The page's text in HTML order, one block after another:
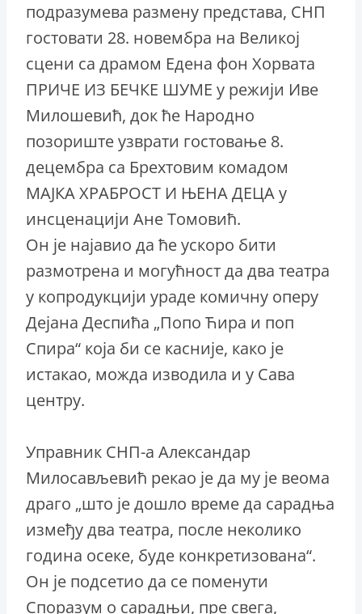
подразумева размену представа, СНП
гостовати 28. новембра на Великој
сцени са драмом Едена фон Хорвата
ПРИЧЕ ИЗ БЕЧКЕ ШУМЕ у режији Иве
Милошевић, док ће Народно
позориште узврати гостовање 8.
децембра са Брехтовим комадом
МАЈКА ХРАБРОСТ И ЊЕНА ДЕЦА у
инсценацији Ане Томовић.
Он је најавио да ће ускоро бити
размотрена и могућност да два театра
у копродукцији ураде комичну оперу
Дејана Деспића „Попо Ћира и поп
Спира“ која би се касније, како је
истакао, можда изводила и у Сава
центру.
Управник СНП-а Александар
Милосављевић рекао је да му је веома
драго „што је дошло време да сарадња
између два театра, после неколико
година осеке, буде конкретизована“.
Он је подсетио да се поменути
Споразум о сарадњи, пре свега,